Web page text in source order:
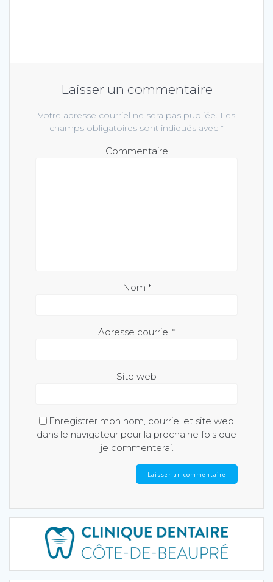
Laisser un commentaire
Votre adresse courriel ne sera pas publiée. Les
champs obligatoires sont indiqués avec *
Commentaire
Nom *
Adresse courriel *
Site web
Enregistrer mon nom, courriel et site web
dans le navigateur pour la prochaine fois que
je commenterai.